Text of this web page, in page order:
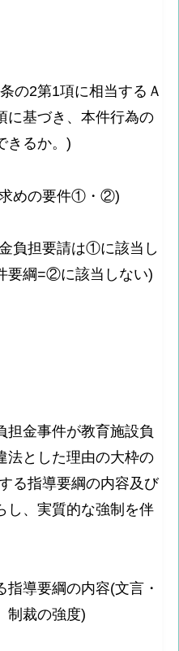
の2第1項に相当するＡ
に基づき、本件行為の
きるか。)
めの要件①・②)
負担要請は①に該当し
要綱=②に該当しない)
金事件が教育施設負
法とした理由の大枠の
る指導要綱の内容及び
し、実質的な強制を伴
導要綱の内容(文言・
制裁の強度)